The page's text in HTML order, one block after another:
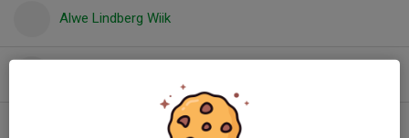
Alwe Lindberg Wiik
Edvin Sandh Eckelöv